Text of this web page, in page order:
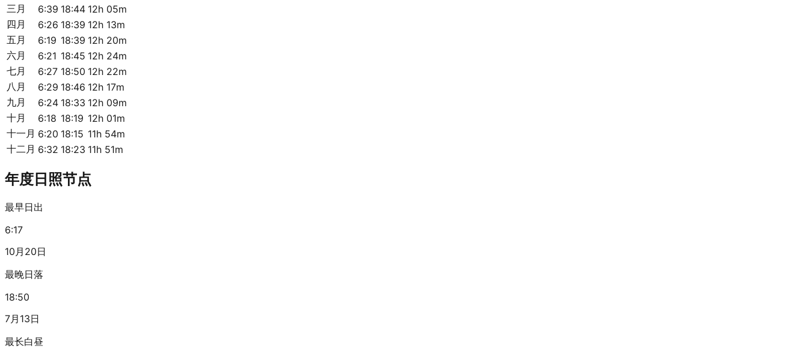
三月
6:39 18:44 12h 05m
四月
6:26 18:39 12h 13m
五月
6:19 18:39 12h 20m
六月
6:21 18:45 12h 24m
七月
6:27 18:50 12h 22m
八月
6:29 18:46 12h 17m
九月
6:24 18:33 12h 09m
十月
6:18 18:19 12h 01m
十一月 6:20 18:15 11h 54m
十二月 6:32 18:23 11h 51m
年度日照节点
最早日出
6:17
10月20日
最晚日落
18:50
7月13日
最长白昼